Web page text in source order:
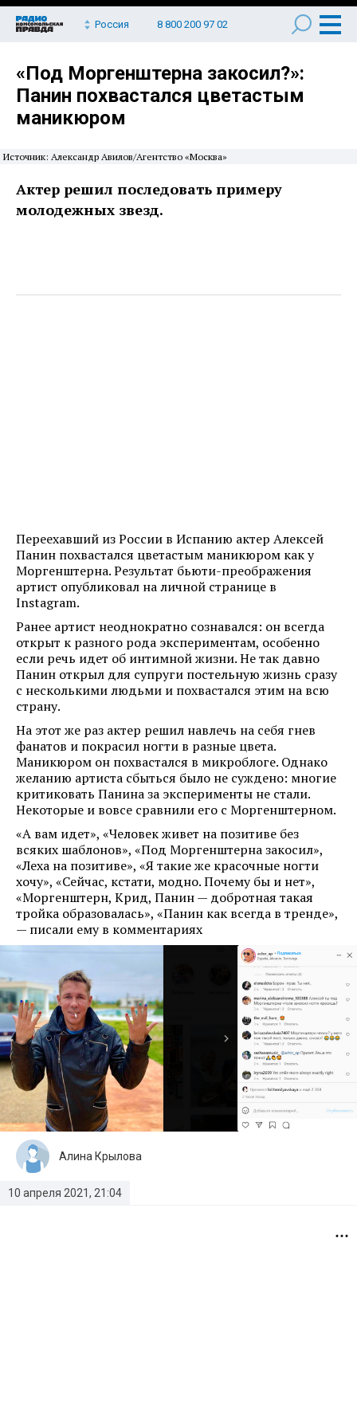
Россия 8 800 200 97 02
«Под Моргенштерна закосил?»:
Панин похвастался цветастым
маникюром
Источник: Александр Авилов/Агентство «Москва»
Актер решил последовать примеру
молодежных звезд.
Переехавший из России в Испанию актер Алексей
Панин похвастался цветастым маникюром как у
Моргенштерна. Результат бьюти-преображения
артист опубликовал на личной странице в
Instagram.
Ранее артист неоднократно сознавался: он всегда
открыт к разного рода экспериментам, особенно
если речь идет об интимной жизни. Не так давно
Панин открыл для супруги постельную жизнь сразу
с несколькими людьми и похвастался этим на всю
страну.
На этот же раз актер решил навлечь на себя гнев
фанатов и покрасил ногти в разные цвета.
Маникюром он похвастался в микроблоге. Однако
желанию артиста сбыться было не суждено: многие
критиковать Панина за эксперименты не стали.
Некоторые и вовсе сравнили его с Моргенштерном.
«А вам идет», «Человек живет на позитиве без
всяких шаблонов», «Под Моргенштерна закосил»,
«Леха на позитиве», «Я такие же красочные ногти
хочу», «Сейчас, кстати, модно. Почему бы и нет»,
«Моргенштерн, Крид, Панин — добротная такая
тройка образовалась», «Панин как всегда в тренде»,
— писали ему в комментариях
10 апреля 2021, 21:04
Алина Крылова